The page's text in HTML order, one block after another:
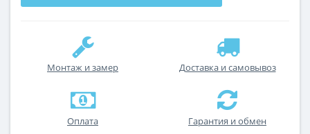
Монтаж и замер Доставка и самовывоз
Оплата Гарантия и обмен